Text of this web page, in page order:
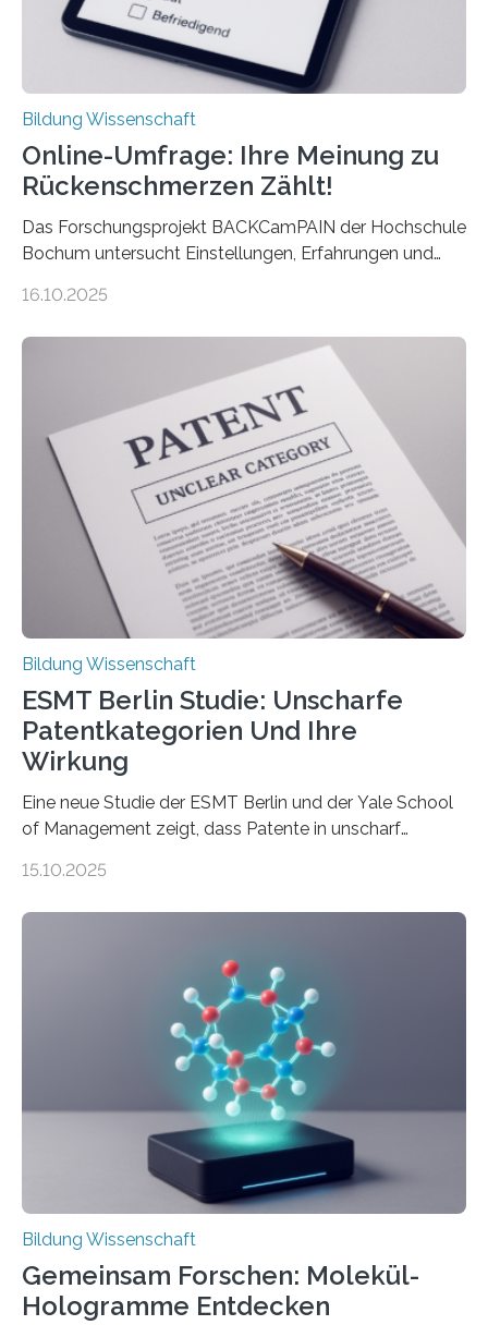
Bildung Wissenschaft
Online-Umfrage: Ihre Meinung zu
Rückenschmerzen Zählt!
Das Forschungsprojekt BACKCamPAIN der Hochschule
Bochum untersucht Einstellungen, Erfahrungen und
gehören zu den häufigsten gesundheitlichen
Rückenschmerzen denken und welche Erfahrungen sie
damit gemacht haben, kann entscheidend
beeinflussen, wie Schmerzen verlaufen und welche
Therapien wirken. Diese individuellen Überzeugungen
stehen im Mittelpunkt einer aktuellen Studie der
Hochschule Bochum. Im Rahmen des
Promotionsprojekts „BACKCamPAIN“ führt die
Doktorandin Deborah Jost (Hochschule Bochum,
Promotionskolleg NRW) derzeit eine Online-Umfrage
durch. Ziel ist es, herauszufinden,…
16.10.2025
Bildung Wissenschaft
ESMT Berlin Studie: Unscharfe
Patentkategorien Und Ihre
Wirkung
Eine neue Studie der ESMT Berlin und der Yale School
of Management zeigt, dass Patente in unscharf
häufiger zu bahnbrechenden Innovationen führen und
Erfindungen entstehen besonders dann, wenn
Wissenskategorien verschwimmen. Das zeigt neue
Forschung von Gianluca Carnabuci, Professor of
Organizational Behavior an der ESMT Berlin, und
Balázs Kovács, Professor an der Yale School of
Management. Die Forscher kommen zu dem Schluss,
dass Patente…
15.10.2025
Bildung Wissenschaft
Gemeinsam Forschen: Molekül-
Hologramme Entdecken